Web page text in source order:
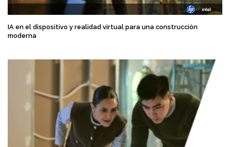
IA en el dispositivo y realidad virtual para una construcción
moderna